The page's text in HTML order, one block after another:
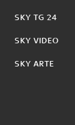
SKY TG 24
SKY VIDEO
SKY ARTE